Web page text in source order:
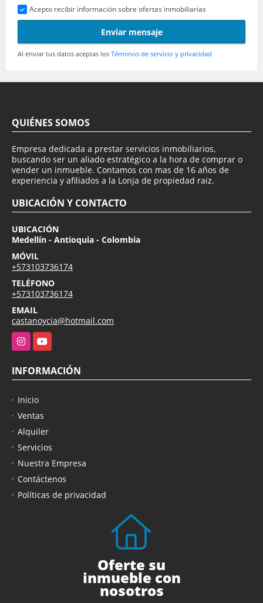
Acepto recibir información sobre ofertas inmobiliarias
Enviar mensaje
Al enviar tus datos aceptas los Términos de servicio y privacidad
QUIÉNES SOMOS
Empresa dedicada a prestar servicios inmobiliarios,
buscando ser un aliado estratégico a la hora de comprar o
vender un inmueble. Contamos con mas de 16 años de
experiencia y afiliados a la Lonja de propiedad raiz.
UBICACIÓN Y CONTACTO
UBICACIÓN
Medellín - Antioquia - Colombia
MÓVIL
+573103736174
TELÉFONO
+573103736174
EMAIL
castanoycia@hotmail.com
InstagramYouTube
INFORMACIÓN
Inicio
Ventas
Alquiler
Servicios
Nuestra Empresa
Contáctenos
Políticas de privacidad
Oferte su
inmueble con
nosotros